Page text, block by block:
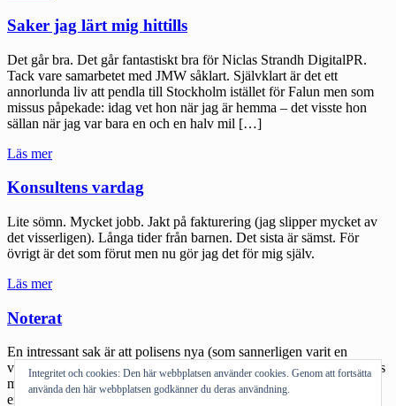
tänkande"
Saker jag lärt mig hittills
Det går bra. Det går fantastiskt bra för Niclas Strandh DigitalPR.
Tack vare samarbetet med JMW såklart. Självklart är det ett
annorlunda liv att pendla till Stockholm istället för Falun men som
missus påpekade: idag vet hon när jag är hemma – det visste hon
sällan när jag var bara en och en halv mil […]
Läs mer"Saker
lärt
hittills"
Konsultens vardag
Lite sömn. Mycket jobb. Jakt på fakturering (jag slipper mycket av
det visserligen). Långa tider från barnen. Det sista är sämst. För
övrigt är det som förut men nu gör jag det för mig själv.
Läs mer"Konsultens
Noterat
En intressant sak är att polisens nya (som sannerligen varit en
vaporware) radiosystem Rakel också problematiserar journalisternas
möjligheter att följa det som händer ”på stan”. Oscar på ST skriver
en intressant bloggpost och påpekar att det i det nya
Integritet och cookies: Den här webbplatsen använder cookies. Genom att fortsätta
använda den här webbplatsen godkänner du deras användning.